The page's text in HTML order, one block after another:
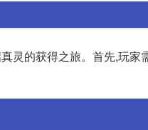
灵的获得之旅。首先,玩